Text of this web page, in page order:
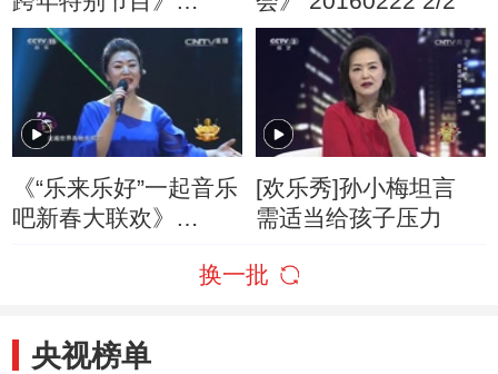
20151231 23:30
《“乐来乐好”一起音乐
吧新春大联欢》
[欢乐秀]孙小梅坦言
需适当给孩子压力
换一批
央视榜单